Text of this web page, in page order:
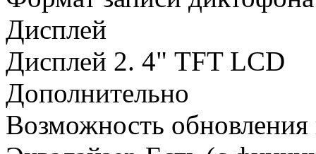
Дисплей
Дисплей 2. 4" TFT LCD
Дополнительно
Возможность